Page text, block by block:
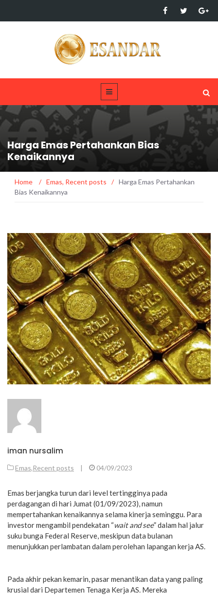
Harga Emas Pertahankan Bias
Kenaikannya
Home / Emas, Recent posts / Harga Emas Pertahankan
Bias Kenaikannya
iman nursalim
Emas,Recent posts | 04/09/2023
Emas berjangka turun dari level tertingginya pada
perdagangan di hari Jumat (01/09/2023), namun
mempertahankan kenaikannya selama kinerja seminggu. Para
investor mengambil pendekatan “wait and see” dalam hal jalur
suku bunga Federal Reserve, meskipun data bulanan
menunjukkan perlambatan dalam perolehan lapangan kerja AS.
Pada akhir pekan kemarin, pasar menantikan data yang paling
krusial dari Departemen Tenaga Kerja AS. Mereka